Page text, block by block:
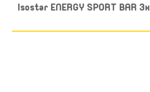
Isostar ENERGY SPORT BAR